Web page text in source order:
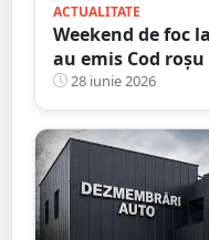
ACTUALITATE
Weekend de foc
au emis Cod
28 iunie 2026